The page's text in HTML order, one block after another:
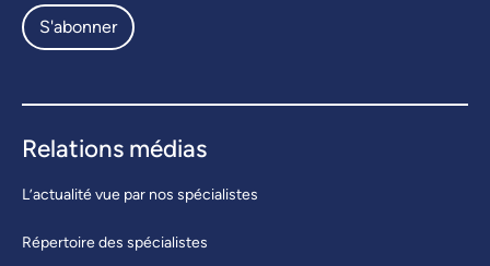
S'abonner
Relations médias
L’actualité vue par nos spécialistes
Répertoire des spécialistes